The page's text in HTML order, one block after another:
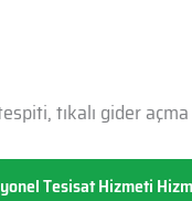
tıkalı gider
Tesisat Hizmeti